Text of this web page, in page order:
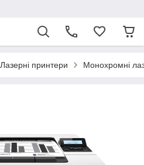
Лазерні принтери Монохромні